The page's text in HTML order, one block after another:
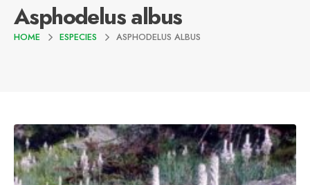
Asphodelus albus
HOME ESPECIES ASPHODELUS ALBUS